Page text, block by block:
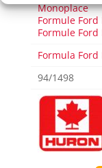
Monoplace
Formule
Formule Ford
Formula
94/1498